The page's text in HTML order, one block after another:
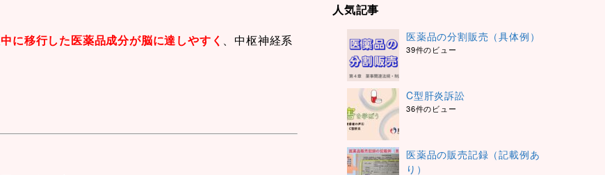
に移行した医薬品成分が脳に達しやすく 、中枢神経系
人気記事
医薬品の分割販売（具体例）
39件のビュー
C型肝炎訴訟
36件のビュー
医薬品の販売記録（記載例あ
り）